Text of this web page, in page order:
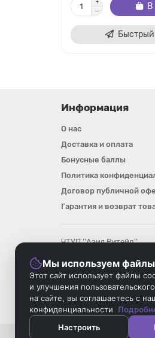
В
Быстрый
Информация
О нас
Доставка и оплата
Бонусные баллы
Политика
Договор публичной
Гарантия и возврат
ЧТУП ''Азия Ритейл''
Юр. адрес : 220020,
Номер в Торговом
УНП: 193896018
Регистрационный
Дата регистрации
Местонахождение
Мы используем
Этот сайт использует файлы
и улучшения
на сайте, вы соглашаетесь с
конфиденциальности
Настроить